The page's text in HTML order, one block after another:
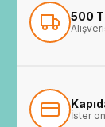
500
İster